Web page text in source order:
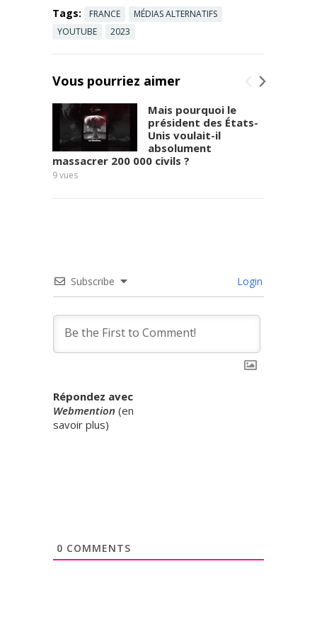
https://l.ntdtv
Tags: FRANCE
MÉDIAS ALTERNATIFS
YOUTUBE
2023
Vous pourriez aimer
Mais pourquoi le
président des États-
Unis voulait-il
absolument
massacrer 200 000 civils ?
9vues
Subscribe Login
Répondez avec
Webmention (en
savoir plus)
0 COMMENTS